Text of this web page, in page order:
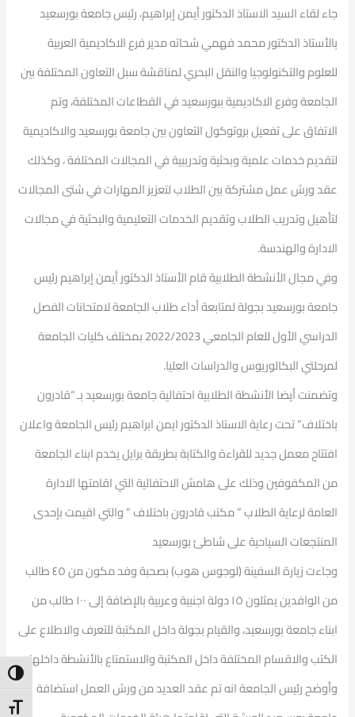
جاء لقاء السيد الاستاذ الدكتور أيمن إبراهيم، رئيس جامعة بورسعيد
بالأستاذ الدكتور محمد فهمي شحاته مدير فرع الاكاديمية العربية
للعلوم والتكنولوجيا والنقل البحري لمناقشة سبل التعاون المختلفة بين
الجامعة وفرع الاكاديمية ببورسعيد في القطاعات المختلفة، وتم
الاتفاق على تفعيل بروتوكول التعاون بين جامعة بورسعيد والاكاديمية
لتقديم خدمات علمية وبحثية وتدريبية في المجالات المختلفة ، وكذلك
عقد ورش عمل مشتركة بين الطلاب لتعزيز المهارات في شتى المجالات
لتأهيل وتدريب الطلاب وتقديم الخدمات التعليمية والبحثية في مجالات
الادارة والهندسة.
وفي مجال الأنشطة الطلابية قام الأستاذ الدكتور أيمن إبراهيم رئيس
جامعة بورسعيد بجولة لمتابعة أداء طلاب الجامعة لامتحانات الفصل
الدراسي الأول للعام الجامعي 2022/2023 بمختلف كليات الجامعة
لمرحلتي البكالوريوس والدراسات العليا.
وتضمنت أيضا الأنشطة الطلابية احتفالية جامعة بورسعيد بـ “قادرون
باختلاف” تحت رعاية الاستاذ الدكتور ايمن ابراهيم رئيس الجامعة واعلان
افتتاح معمل جديد للقراءة والكتابة بطريقة برايل يخدم ابناء الجامعة
من المكفوفين وذلك على هامش الاحتفالية التي اقامتها الادارة
العامة لرعاية الطلاب ” مكتب قادرون باختلاف ” والتي اقيمت بإحدى
المنتجعات السياحية على شاطئ بورسعيد
وجاءت زيارة السفينة (لوجوس هوب) بصحبة وفد مكون من ٤٥ طالب
من الوافدين يمثلون ١٥ دولة اجنبية وعربية بالإضافة إلى ١٠٠ طالب من
ابناء جامعة بورسعيد، والقيام بجولة داخل المكتبة للتعرف والاطلاع على
الكتب والاقسام المختلفة داخل المكتبة والاستمتاع بالأنشطة داخلها
وأوضح رئيس الجامعة انه تم عقد العديد من ورش العمل استضافة